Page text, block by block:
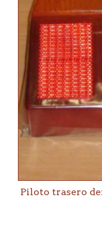
Piloto trasero